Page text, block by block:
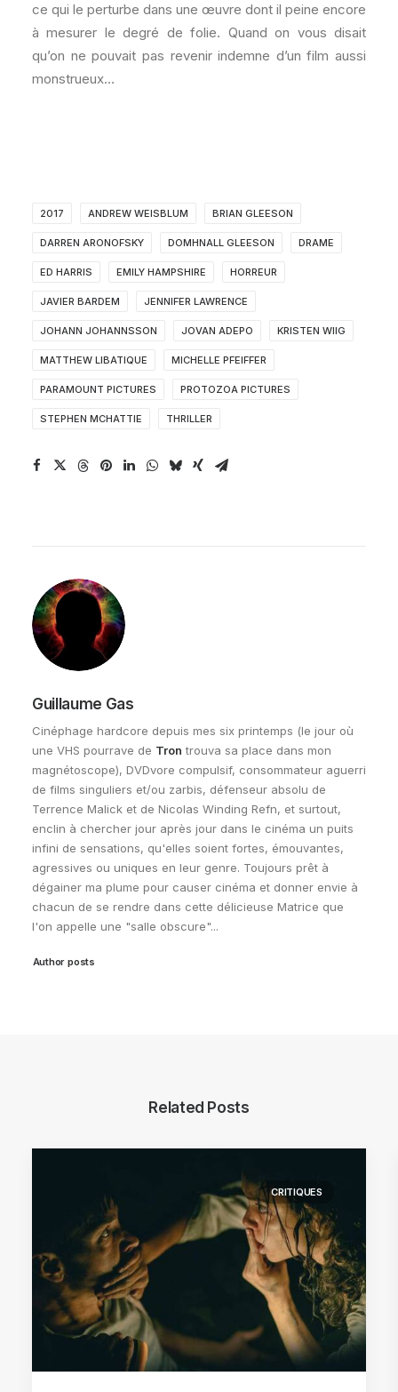
ce qui le perturbe dans une œuvre dont il peine encore
à mesurer le degré de folie. Quand on vous disait
qu’on ne pouvait pas revenir indemne d’un film aussi
monstrueux…
2017 ANDREW WEISBLUM BRIAN GLEESON
DARREN ARONOFSKY DOMHNALL GLEESON DRAME
ED HARRIS EMILY HAMPSHIRE HORREUR
JAVIER BARDEM JENNIFER LAWRENCE
JOHANN JOHANNSSON JOVAN ADEPO KRISTEN WIIG
MATTHEW LIBATIQUE MICHELLE PFEIFFER
PARAMOUNT PICTURES PROTOZOA PICTURES
STEPHEN MCHATTIE THRILLER
Guillaume Gas
Cinéphage hardcore depuis mes six printemps (le jour où
une VHS pourrave de Tron trouva sa place dans mon
magnétoscope), DVDvore compulsif, consommateur aguerri
de films singuliers et/ou zarbis, défenseur absolu de
Terrence Malick et de Nicolas Winding Refn, et surtout,
enclin à chercher jour après jour dans le cinéma un puits
infini de sensations, qu'elles soient fortes, émouvantes,
agressives ou uniques en leur genre. Toujours prêt à
dégainer ma plume pour causer cinéma et donner envie à
chacun de se rendre dans cette délicieuse Matrice que
l'on appelle une "salle obscure"...
Author posts
Related Posts
CRITIQUES